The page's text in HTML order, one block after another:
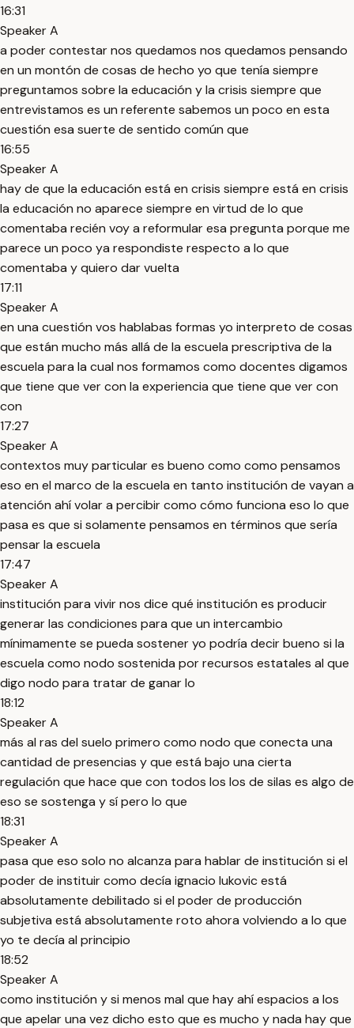
16:31
Speaker A
a poder contestar nos quedamos nos quedamos pensando
en un montón de cosas de hecho yo que tenía siempre
preguntamos sobre la educación y la crisis siempre que
entrevistamos es un referente sabemos un poco en esta
cuestión esa suerte de sentido común que
16:55
Speaker A
hay de que la educación está en crisis siempre está en crisis
la educación no aparece siempre en virtud de lo que
comentaba recién voy a reformular esa pregunta porque me
parece un poco ya respondiste respecto a lo que
comentaba y quiero dar vuelta
17:11
Speaker A
en una cuestión vos hablabas formas yo interpreto de cosas
que están mucho más allá de la escuela prescriptiva de la
escuela para la cual nos formamos como docentes digamos
que tiene que ver con la experiencia que tiene que ver con
con
17:27
Speaker A
contextos muy particular es bueno como como pensamos
eso en el marco de la escuela en tanto institución de vayan a
atención ahí volar a percibir como cómo funciona eso lo que
pasa es que si solamente pensamos en términos que sería
pensar la escuela
17:47
Speaker A
institución para vivir nos dice qué institución es producir
generar las condiciones para que un intercambio
mínimamente se pueda sostener yo podría decir bueno si la
escuela como nodo sostenida por recursos estatales al que
digo nodo para tratar de ganar lo
18:12
Speaker A
más al ras del suelo primero como nodo que conecta una
cantidad de presencias y que está bajo una cierta
regulación que hace que con todos los los de silas es algo de
eso se sostenga y sí pero lo que
18:31
Speaker A
pasa que eso solo no alcanza para hablar de institución si el
poder de instituir como decía ignacio lukovic está
absolutamente debilitado si el poder de producción
subjetiva está absolutamente roto ahora volviendo a lo que
yo te decía al principio
18:52
Speaker A
como institución y si menos mal que hay ahí espacios a los
que apelar una vez dicho esto que es mucho y nada hay que